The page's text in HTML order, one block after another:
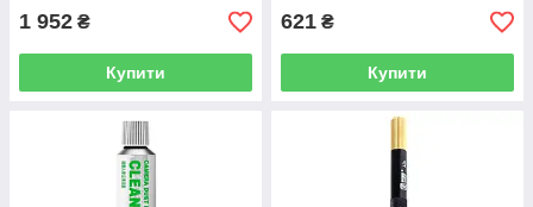
1 952 ₴
Купити
621 ₴
Купити